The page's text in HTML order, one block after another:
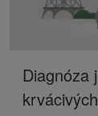
Diagnóza